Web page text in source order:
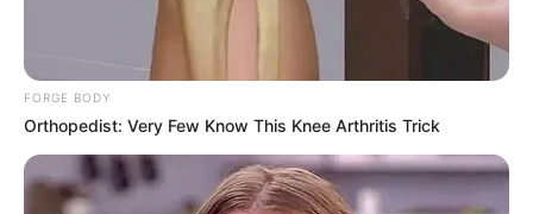
FORGE BODY
Orthopedist: Very Few Know This Knee Arthritis Trick